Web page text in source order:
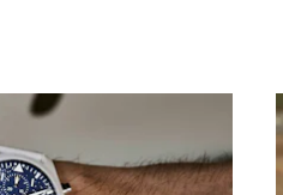
う4本のパイロット・ウ
リス・ドーン”エディシ